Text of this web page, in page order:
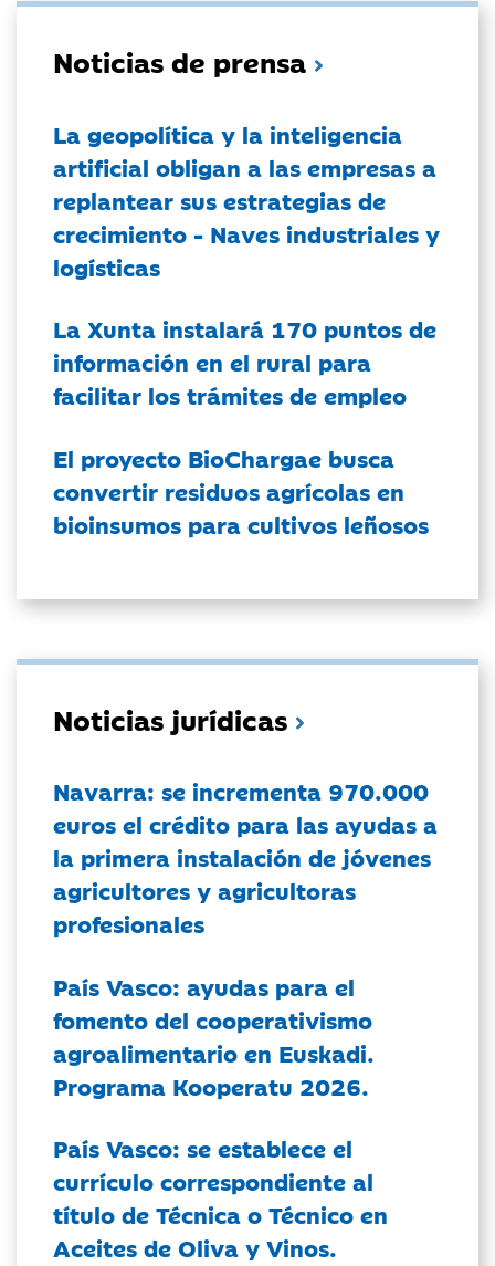
Noticias de prensa
La geopolítica y la inteligencia
artificial obligan a las empresas a
replantear sus estrategias de
crecimiento - Naves industriales y
logísticas
La Xunta instalará 170 puntos de
información en el rural para
facilitar los trámites de empleo
El proyecto BioChargae busca
convertir residuos agrícolas en
bioinsumos para cultivos leñosos
Noticias jurídicas
Navarra: se incrementa 970.000
euros el crédito para las ayudas a
la primera instalación de jóvenes
agricultores y agricultoras
profesionales
País Vasco: ayudas para el
fomento del cooperativismo
agroalimentario en Euskadi.
Programa Kooperatu 2026.
País Vasco: se establece el
currículo correspondiente al
título de Técnica o Técnico en
Aceites de Oliva y Vinos.